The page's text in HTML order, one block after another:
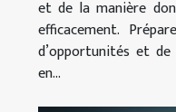
et de la manière
efficacement.
d’opportunités et
en...